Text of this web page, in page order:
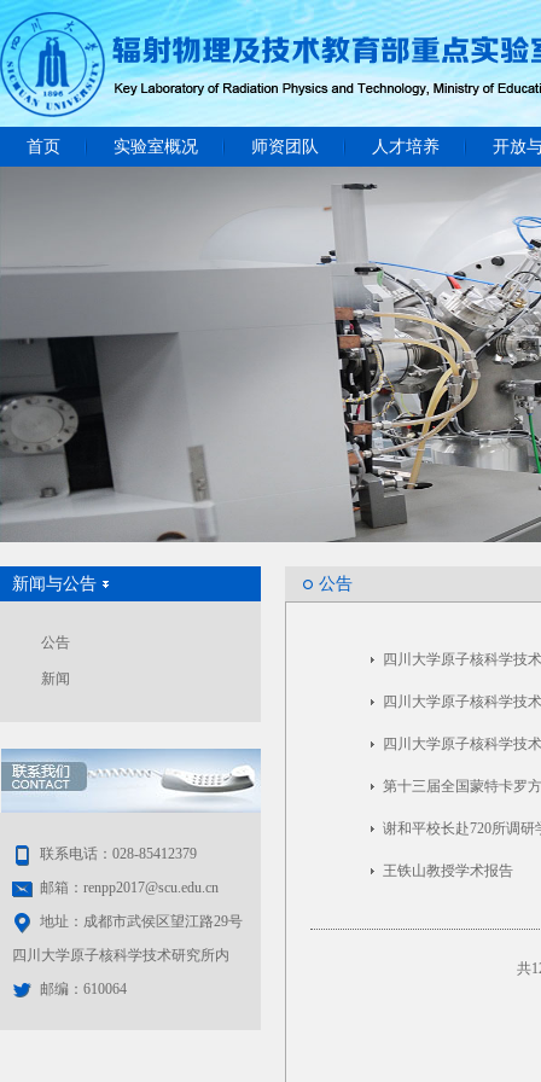
首页 实验室概况 师资团队 人才培养 开放
新闻与公告
公告
新闻
联系电话：028-85412379
邮箱：renpp2017@scu.edu.cn
地址：成都市武侯区望江路29号
四川大学原子核科学技术研究所内
邮编：610064
公告
四川大学原子核科学技
四川大学原子核科学技
四川大学原子核科学技
第十三届全国蒙特卡罗
谢和平校长赴720所调
王铁山教授学术报告
共